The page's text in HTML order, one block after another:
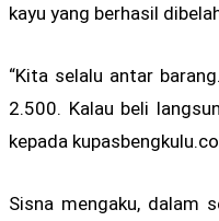
kayu yang berhasil
“Kita selalu antar
2.500. Kalau beli
kepada
Sisna mengaku, dalam